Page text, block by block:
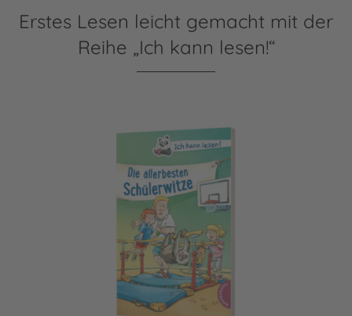
Erstes Lesen leicht gemacht mit der
Reihe „Ich kann lesen!“